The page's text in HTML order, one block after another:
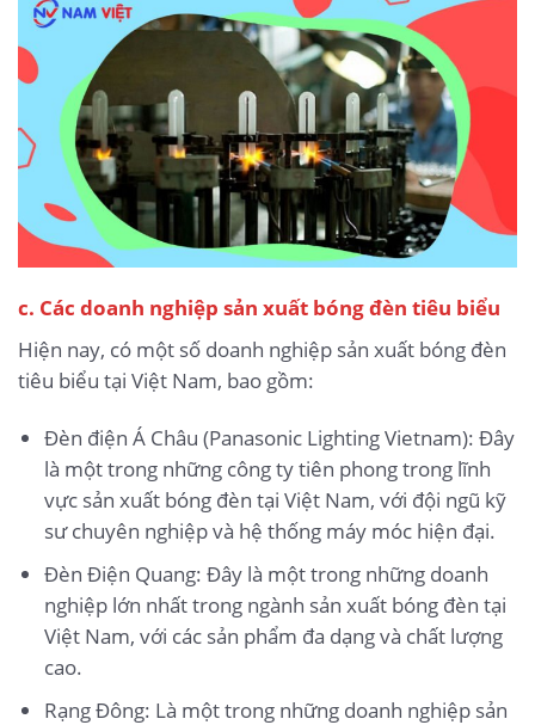
c. Các doanh nghiệp sản xuất bóng đèn tiêu biểu
Hiện nay, có một số doanh nghiệp sản xuất bóng đèn
tiêu biểu tại Việt Nam, bao gồm:
Đèn điện Á Châu (Panasonic Lighting Vietnam): Đây
là một trong những công ty tiên phong trong lĩnh
vực sản xuất bóng đèn tại Việt Nam, với đội ngũ kỹ
sư chuyên nghiệp và hệ thống máy móc hiện đại.
Đèn Điện Quang: Đây là một trong những doanh
nghiệp lớn nhất trong ngành sản xuất bóng đèn tại
Việt Nam, với các sản phẩm đa dạng và chất lượng
cao.
Rạng Đông: Là một trong những doanh nghiệp sản